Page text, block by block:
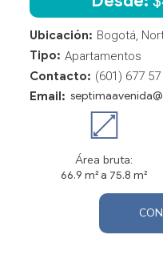
Ubicación: Bogotá,
Tipo: Apartamentos
Contacto: (601) 677
Email:
Área bruta:
66.9 m² a 75.8 m²